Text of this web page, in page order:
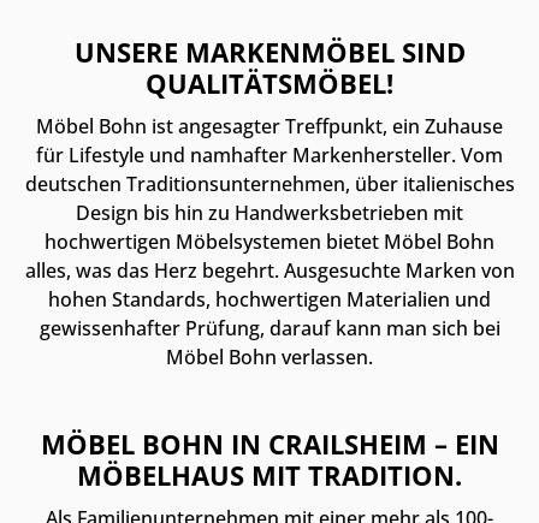
UNSERE MARKENMÖBEL SIND
QUALITÄTSMÖBEL!
Möbel Bohn ist angesagter Treffpunkt, ein Zuhause
für Lifestyle und namhafter Markenhersteller. Vom
deutschen Traditionsunternehmen, über italienisches
Design bis hin zu Handwerksbetrieben mit
hochwertigen Möbelsystemen bietet Möbel Bohn
alles, was das Herz begehrt. Ausgesuchte Marken von
hohen Standards, hochwertigen Materialien und
gewissenhafter Prüfung, darauf kann man sich bei
Möbel Bohn verlassen.
MÖBEL BOHN IN CRAILSHEIM – EIN
MÖBELHAUS MIT TRADITION.